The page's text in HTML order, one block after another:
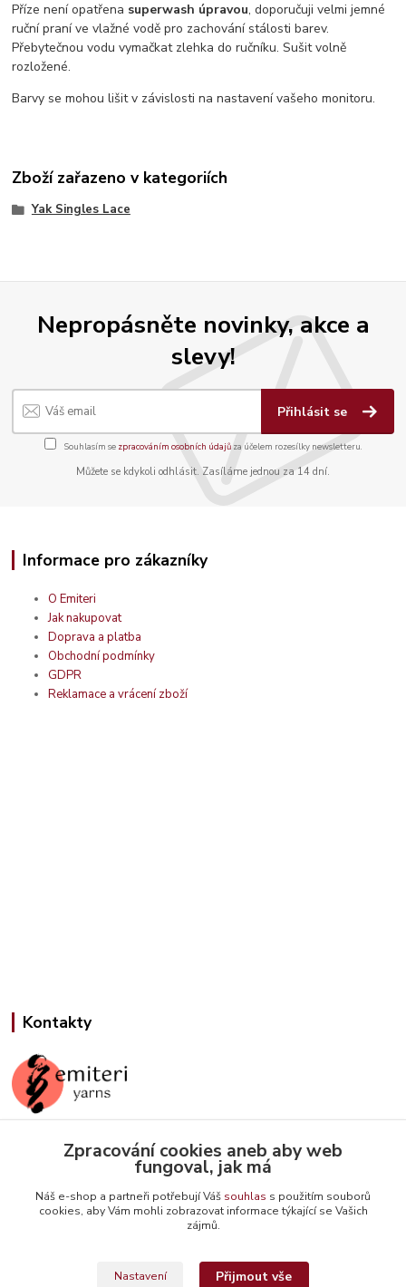
Příze není opatřena superwash úpravou, doporučuji velmi jemné
ruční praní ve vlažné vodě pro zachování stálosti barev.
Přebytečnou vodu vymačkat zlehka do ručníku. Sušit volně
rozložené.
Barvy se mohou lišit v závislosti na nastavení vašeho monitoru.
Zboží zařazeno v kategoriích
Yak Singles Lace
Nepropásněte novinky, akce a
slevy!
Přihlásit se
Souhlasím se zpracováním osobních údajůza účelem rozesílky newsletteru.
Můžete se kdykoli odhlásit. Zasíláme jednou za 14 dní.
Informace pro zákazníky
O Emiteri
Jak nakupovat
Doprava a platba
Obchodní podmínky
GDPR
Reklamace a vrácení zboží
Kontakty
Jana Slámová
+420 608 507 824
info@emiteriyarns.cz
Zpracování cookies aneb aby web
fungoval, jak má
Náš e-shop a partneři potřebují Váš souhlas s použitím souborů
cookies, aby Vám mohli zobrazovat informace týkající se Vašich
zájmů.
Nastavení Přijmout vše